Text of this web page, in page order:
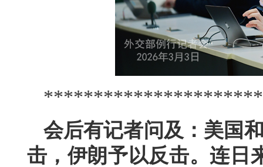
会后有记者问及：美国
击，伊朗予以反击。连日